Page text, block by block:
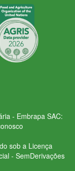
- Embrapa SAC:
sob a Licença
- SemDerivações